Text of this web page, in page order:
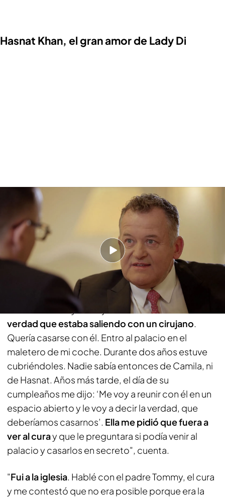
Hasnat Khan, el gran amor de Lady Di
¿Fue asesinada Lady Di? La verdad según su mayordomo, Paul Burrel
PUEDE INTERESARTE
El motivo por el que Paul Burrell fue a juicio
contra el grupo empresarial que edita el 'Daily
Mirror'
también habla de la relación entre
Diana de Gales y el cirujano
HasnatKhan. "
Es
verdad que estaba saliendo con un cirujano.
Quería casarse con él. Entro al palacio en el
maletero de mi coche. Durante dos años estuve
cubriéndoles. Nadie sabía entonces de Camila, ni
de Hasnat. Años más tarde, el día de su
cumpleaños me dijo: ‘Me voy a reunir con él en un
espacio abierto y le voy a decir la verdad, que
deberíamos casarnos’. Ella me pidió que fuera a
ver al curay que le preguntara si podía venir al
palacio y casarlos en secreto", cuenta.
"Fui a la iglesia. Hablé con el padre Tommy, el cura
y me contestó que no era posible porque era la